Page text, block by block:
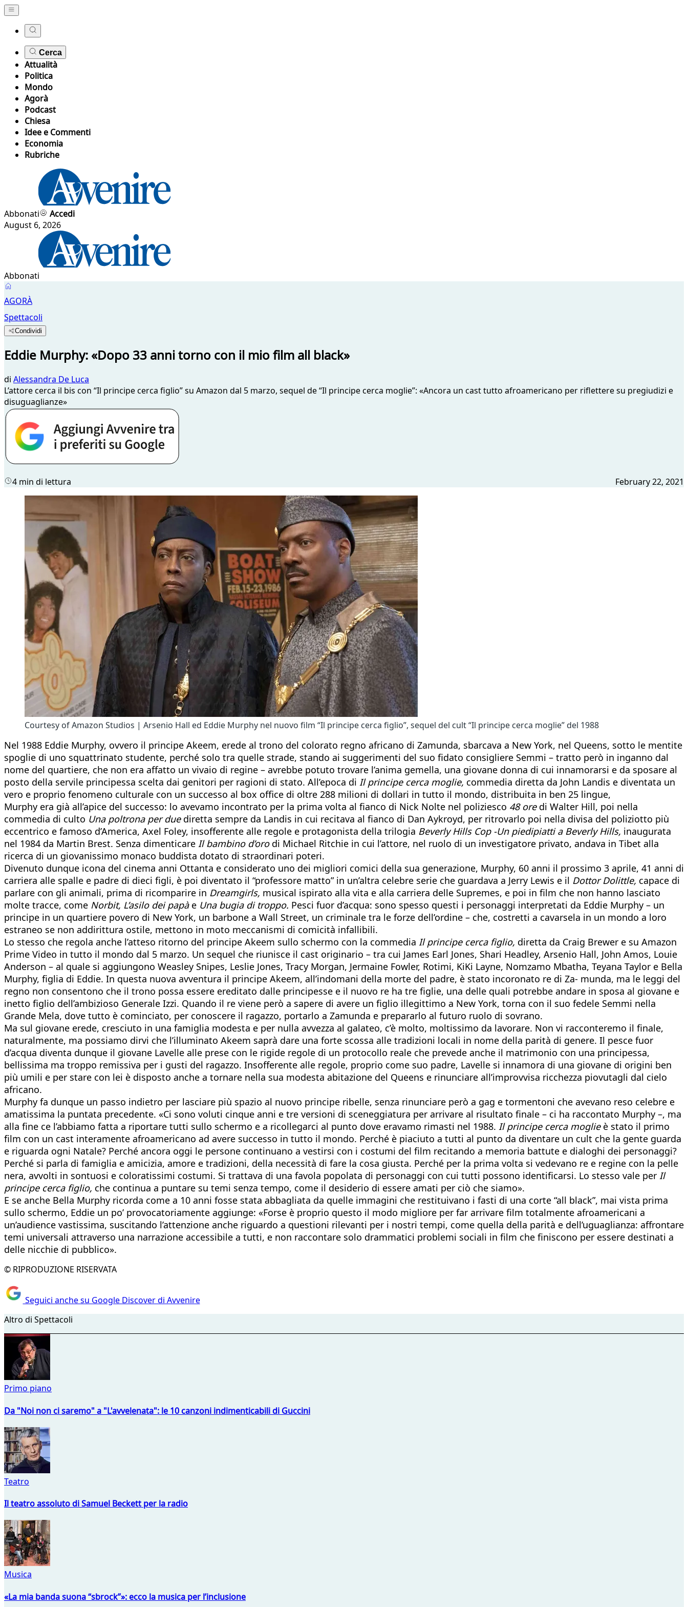
Cerca
Attualità
Politica
Mondo
Agorà
Podcast
Chiesa
Idee e Commenti
Economia
Rubriche
Abbonati
Accedi
August 6, 2026
Abbonati
AGORÀ
Spettacoli
Condividi
Eddie Murphy: «Dopo 33 anni torno con il mio film all black»
di Alessandra De Luca
L’attore cerca il bis con “Il principe cerca figlio” su Amazon dal 5 marzo, sequel de “Il principe cerca moglie”: «Ancora un cast tutto afroamericano per riflettere su pregiudizi e
disuguaglianze»
4 min di lettura February 22, 2021
Courtesy of Amazon Studios | Arsenio Hall ed Eddie Murphy nel nuovo film “Il principe cerca figlio”, sequel del cult “Il principe cerca moglie” del 1988
Nel 1988 Eddie Murphy, ovvero il principe Akeem, erede al trono del colorato regno africano di Zamunda, sbarcava a New York, nel Queens, sotto le mentite
spoglie di uno squattrinato studente, perché solo tra quelle strade, stando ai suggerimenti del suo fidato consigliere Semmi – tratto però in inganno dal
nome del quartiere, che non era affatto un vivaio di regine – avrebbe potuto trovare l’anima gemella, una giovane donna di cui innamorarsi e da sposare al
posto della servile principessa scelta dai genitori per ragioni di stato. All’epoca di Il principe cerca moglie, commedia diretta da John Landis e diventata un
vero e proprio fenomeno culturale con un successo al box office di oltre 288 milioni di dollari in tutto il mondo, distribuita in ben 25 lingue,
Murphy era già all’apice del successo: lo avevamo incontrato per la prima volta al fianco di Nick Nolte nel poliziesco 48 oredi Walter Hill, poi nella
commedia di culto Una poltrona per duediretta sempre da Landis in cui recitava al fianco di Dan Aykroyd, per ritrovarlo poi nella divisa del poliziotto più
eccentrico e famoso d’America, Axel Foley, insofferente alle regole e protagonista della trilogia Beverly Hills Cop -Un piedipiatti a Beverly Hills, inaugurata
nel 1984 da Martin Brest. Senza dimenticare Il bambino d’orodi Michael Ritchie in cui l’attore, nel ruolo di un investigatore privato, andava in Tibet alla
ricerca di un giovanissimo monaco buddista dotato di straordinari poteri.
Divenuto dunque icona del cinema anni Ottanta e considerato uno dei migliori comici della sua generazione, Murphy, 60 anni il prossimo 3 aprile, 41 anni di
carriera alle spalle e padre di dieci figli, è poi diventato il “professore matto” in un’altra celebre serie che guardava a Jerry Lewis e il Dottor Dolittle, capace di
parlare con gli animali, prima di ricomparire in Dreamgirls, musical ispirato alla vita e alla carriera delle Supremes, e poi in film che non hanno lasciato
molte tracce, come Norbit, L’asilo dei papàe Una bugia di troppo. Pesci fuor d’acqua: sono spesso questi i personaggi interpretati da Eddie Murphy – un
principe in un quartiere povero di New York, un barbone a Wall Street, un criminale tra le forze dell’ordine – che, costretti a cavarsela in un mondo a loro
estraneo se non addirittura ostile, mettono in moto meccanismi di comicità infallibili.
Lo stesso che regola anche l’atteso ritorno del principe Akeem sullo schermo con la commedia Il principe cerca figlio, diretta da Craig Brewer e su Amazon
Prime Video in tutto il mondo dal 5 marzo. Un sequel che riunisce il cast originario – tra cui James Earl Jones, Shari Headley, Arsenio Hall, John Amos, Louie
Anderson – al quale si aggiungono Weasley Snipes, Leslie Jones, Tracy Morgan, Jermaine Fowler, Rotimi, KiKi Layne, Nomzamo Mbatha, Teyana Taylor e Bella
Murphy, figlia di Eddie. In questa nuova avventura il principe Akeem, all’indomani della morte del padre, è stato incoronato re di Za- munda, ma le leggi del
regno non consentono che il trono possa essere ereditato dalle principesse e il nuovo re ha tre figlie, una delle quali potrebbe andare in sposa al giovane e
inetto figlio dell’ambizioso Generale Izzi. Quando il re viene però a sapere di avere un figlio illegittimo a New York, torna con il suo fedele Semmi nella
Grande Mela, dove tutto è cominciato, per conoscere il ragazzo, portarlo a Zamunda e prepararlo al futuro ruolo di sovrano.
Ma sul giovane erede, cresciuto in una famiglia modesta e per nulla avvezza al galateo, c’è molto, moltissimo da lavorare. Non vi racconteremo il finale,
naturalmente, ma possiamo dirvi che l’illuminato Akeem saprà dare una forte scossa alle tradizioni locali in nome della parità di genere. Il pesce fuor
d’acqua diventa dunque il giovane Lavelle alle prese con le rigide regole di un protocollo reale che prevede anche il matrimonio con una principessa,
bellissima ma troppo remissiva per i gusti del ragazzo. Insofferente alle regole, proprio come suo padre, Lavelle si innamora di una giovane di origini ben
più umili e per stare con lei è disposto anche a tornare nella sua modesta abitazione del Queens e rinunciare all’improvvisa ricchezza piovutagli dal cielo
africano.
Murphy fa dunque un passo indietro per lasciare più spazio al nuovo principe ribelle, senza rinunciare però a gag e tormentoni che avevano reso celebre e
amatissima la puntata precedente. «Ci sono voluti cinque anni e tre versioni di sceneggiatura per arrivare al risultato finale – ci ha raccontato Murphy –, ma
alla fine ce l’abbiamo fatta a riportare tutti sullo schermo e a ricollegarci al punto dove eravamo rimasti nel 1988. Il principe cerca moglieè stato il primo
film con un cast interamente afroamericano ad avere successo in tutto il mondo. Perché è piaciuto a tutti al punto da diventare un cult che la gente guarda
e riguarda ogni Natale? Perché ancora oggi le persone continuano a vestirsi con i costumi del film recitando a memoria battute e dialoghi dei personaggi?
Perché si parla di famiglia e amicizia, amore e tradizioni, della necessità di fare la cosa giusta. Perché per la prima volta si vedevano re e regine con la pelle
nera, avvolti in sontuosi e coloratissimi costumi. Si trattava di una favola popolata di personaggi con cui tutti possono identificarsi. Lo stesso vale per Il
principe cerca figlio, che continua a puntare su temi senza tempo, come il desiderio di essere amati per ciò che siamo».
E se anche Bella Murphy ricorda come a 10 anni fosse stata abbagliata da quelle immagini che restituivano i fasti di una corte “all black”, mai vista prima
sullo schermo, Eddie un po’ provocatoriamente aggiunge: «Forse è proprio questo il modo migliore per far arrivare film totalmente afroamericani a
un’audience vastissima, suscitando l’attenzione anche riguardo a questioni rilevanti per i nostri tempi, come quella della parità e dell’uguaglianza: affrontare
temi universali attraverso una narrazione accessibile a tutti, e non raccontare solo drammatici problemi sociali in film che finiscono per essere destinati a
delle nicchie di pubblico».
© RIPRODUZIONE RISERVATA
Seguici anche su Google Discover di Avvenire
Altro di Spettacoli
Primo piano
Da "Noi non ci saremo" a "L'avvelenata": le 10 canzoni indimenticabili di Guccini
Teatro
Il teatro assoluto di Samuel Beckett per la radio
Musica
«La mia banda suona “sbrock”»: ecco la musica per l’inclusione